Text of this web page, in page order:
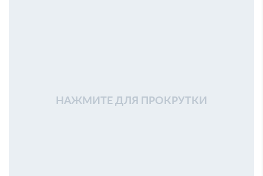
НАЖМИТЕ ДЛЯ ПРОКРУТКИ